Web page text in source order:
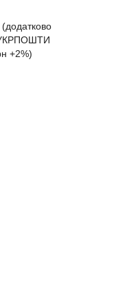
(додатково
УКРПОШТИ
+2%)